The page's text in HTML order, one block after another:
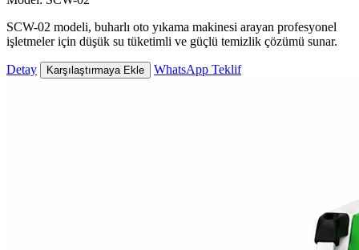
SCW-02 modeli, buharlı oto yıkama makinesi arayan profesyonel
işletmeler için düşük su tüketimli ve güçlü temizlik çözümü sunar.
Detay Karşılaştırmaya Ekle WhatsApp Teklif